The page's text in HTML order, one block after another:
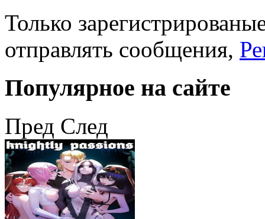
Только
отправлять сообщения,
Популярное на сайте
Пред След